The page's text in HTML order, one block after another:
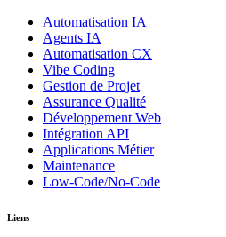
Automatisation IA
Agents IA
Automatisation CX
Vibe Coding
Gestion de Projet
Assurance Qualité
Développement Web
Intégration API
Applications Métier
Maintenance
Low-Code/No-Code
Liens